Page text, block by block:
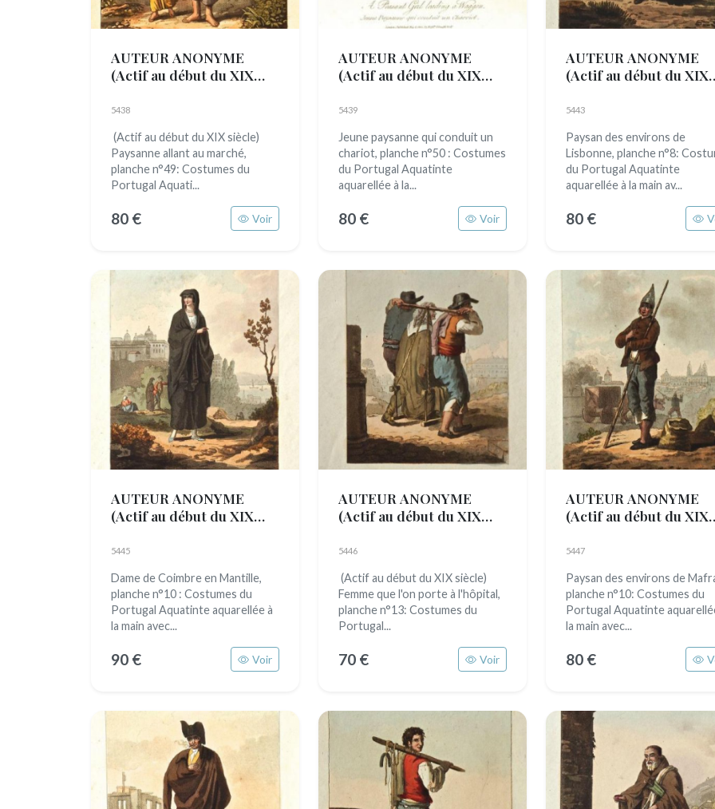
AUTEUR ANONYME
(Actif au début du XIX
5438
(Actif au début du XIX siècle)
Paysanne allant au marché,
planche n°49: Costumes du
Portugal Aquati...
80 € Voir
AUTEUR ANONYME
(Actif au début du XIX
5439
Jeune paysanne qui conduit un
chariot, planche n°50 : Costumes
du Portugal Aquatinte
aquarellée à la...
80 € Voir
AUTEUR ANONYME
(Actif au début du XIX
5443
Paysan des environs de
Lisbonne, planche n°8:
du Portugal Aquatinte
aquarellée à la main av...
80 €
AUTEUR ANONYME
(Actif au début du XIX
5445
Dame de Coimbre en Mantille,
planche n°10 : Costumes du
Portugal Aquatinte aquarellée à
la main avec...
90 € Voir
AUTEUR ANONYME
(Actif au début du XIX
5446
(Actif au début du XIX siècle)
Femme que l'on porte à l'hôpital,
planche n°13: Costumes du
Portugal...
70 € Voir
AUTEUR ANONYME
(Actif au début du XIX
5447
Paysan des environs de
planche n°10: Costumes du
Portugal Aquatinte
la main avec...
80 €